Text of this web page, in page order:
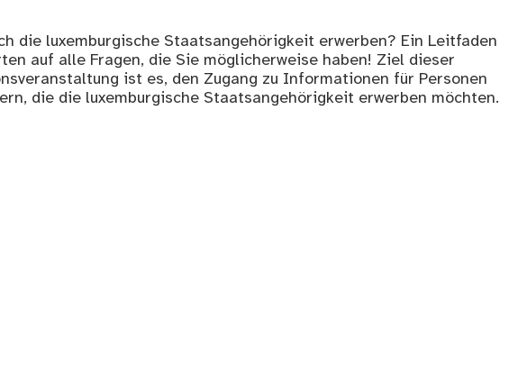
die luxemburgische Staatsangehörigkeit erwerben? Ein Leitfaden
auf alle Fragen, die Sie möglicherweise haben! Ziel dieser
ist es, den Zugang zu Informationen für Personen
die die luxemburgische Staatsangehörigkeit erwerben möchten.